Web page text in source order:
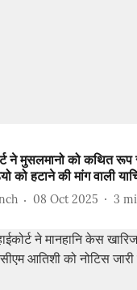
ने मुसलमानो को कथित
को हटाने की मांग वाली
08 Oct 2025 3